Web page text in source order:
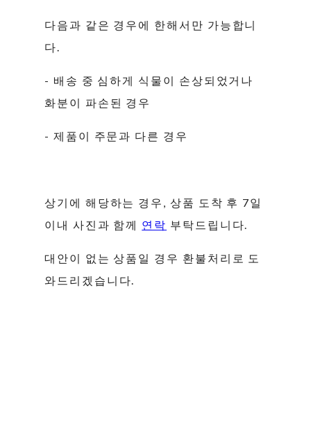
다음과 같은 경우에 한해서만 가능합니
다.
- 배송 중 심하게 식물이 손상되었거나
화분이 파손된 경우
- 제품이 주문과 다른 경우
상기에 해당하는 경우, 상품 도착 후 7일
이내 사진과 함께 연락 부탁드립니다.
대안이 없는 상품일 경우 환불처리로 도
와드리겠습니다.